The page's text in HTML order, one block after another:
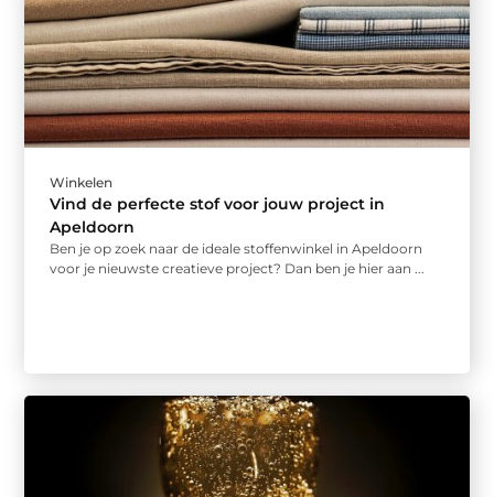
Winkelen
Vind de perfecte stof voor jouw project in
Apeldoorn
Ben je op zoek naar de ideale stoffenwinkel in Apeldoorn
voor je nieuwste creatieve project? Dan ben je hier aan ...